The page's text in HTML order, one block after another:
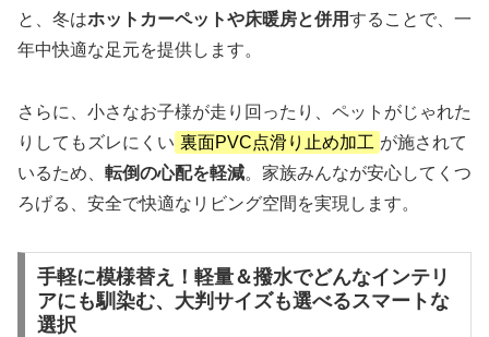
と、冬はホットカーペットや床暖房と併用することで、一
年中快適な足元を提供します。
さらに、小さなお子様が走り回ったり、ペットがじゃれた
りしてもズレにくい 裏面PVC点滑り止め加工 が施されて
いるため、 転倒の心配を軽減。家族みんなが安心してくつ
ろげる、安全で快適なリビング空間を実現します。
手軽に模様替え！軽量＆撥水でどんなインテリ
アにも馴染む、大判サイズも選べるスマートな
選択